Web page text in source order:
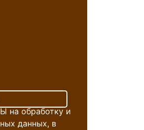
на обработку и
данных, в